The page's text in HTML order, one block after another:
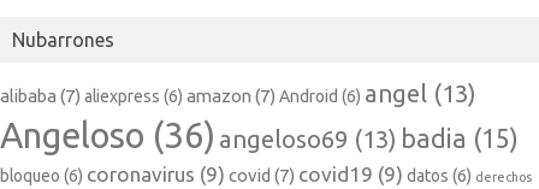
Nubarrones
alibaba (7) aliexpress (6) amazon (7) Android (6) angel (13)
Angeloso (36) angeloso69 (13) badia (15)
bloqueo (6) coronavirus (9) covid (7) covid19 (9) datos (6) derechos